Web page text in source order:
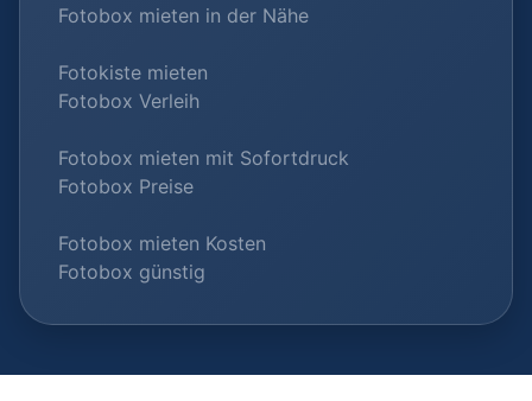
Fotobox mieten in der Nähe
Fotokiste mieten
Fotobox Verleih
Fotobox mieten mit Sofortdruck
Fotobox Preise
Fotobox mieten Kosten
Fotobox günstig